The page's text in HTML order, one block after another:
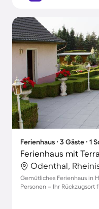
Ferienhaus ∙ 3 Gäste ∙ 1
Ferienhaus mit
Gemütliches Ferienhaus in
Personen – Ihr Rückzugsort